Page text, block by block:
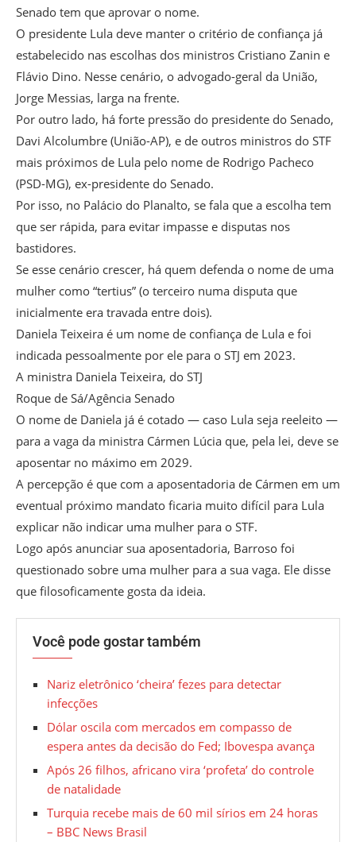
Senado tem que aprovar o nome.
O presidente Lula deve manter o critério de confiança já
estabelecido nas escolhas dos ministros Cristiano Zanin e
Flávio Dino. Nesse cenário, o advogado-geral da União,
Jorge Messias, larga na frente.
Por outro lado, há forte pressão do presidente do Senado,
Davi Alcolumbre (União-AP), e de outros ministros do STF
mais próximos de Lula pelo nome de Rodrigo Pacheco
(PSD-MG), ex-presidente do Senado.
Por isso, no Palácio do Planalto, se fala que a escolha tem
que ser rápida, para evitar impasse e disputas nos
bastidores.
Se esse cenário crescer, há quem defenda o nome de uma
mulher como “tertius” (o terceiro numa disputa que
inicialmente era travada entre dois).
Daniela Teixeira é um nome de confiança de Lula e foi
indicada pessoalmente por ele para o STJ em 2023.
A ministra Daniela Teixeira, do STJ
Roque de Sá/Agência Senado
O nome de Daniela já é cotado — caso Lula seja reeleito —
para a vaga da ministra Cármen Lúcia que, pela lei, deve se
aposentar no máximo em 2029.
A percepção é que com a aposentadoria de Cármen em um
eventual próximo mandato ficaria muito difícil para Lula
explicar não indicar uma mulher para o STF.
Logo após anunciar sua aposentadoria, Barroso foi
questionado sobre uma mulher para a sua vaga. Ele disse
que filosoficamente gosta da ideia.
Você pode gostar também
Nariz eletrônico ‘cheira’ fezes para detectar
infecções
Dólar oscila com mercados em compasso de
espera antes da decisão do Fed; Ibovespa avança
Após 26 filhos, africano vira ‘profeta’ do controle
de natalidade
Turquia recebe mais de 60 mil sírios em 24 horas
– BBC News Brasil